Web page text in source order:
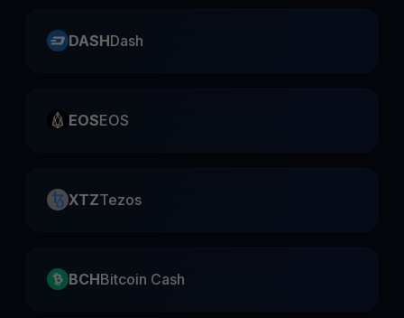
DASHDash
EOSEOS
XTZTezos
BCHBitcoin Cash